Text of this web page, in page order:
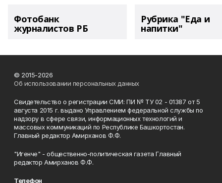
Фотобанк
журналистов РБ
Рубрика "Еда и
напитки"
© 2015-2026
Об использовании персональных данных
Свидетельство о регистрации СМИ: ПИ № ТУ 02 - 01387 от 5
августа 2015 г. выдано Управлением федеральной службы по
надзору в сфере связи, информационных технологий и
массовых коммуникаций по Республике Башкортостан.
Главный редактор Амирханов Ф.Ф.
"Игенче" - общественно-политическая газета Главный
редактор Амирханов Ф.Ф.
Телефон